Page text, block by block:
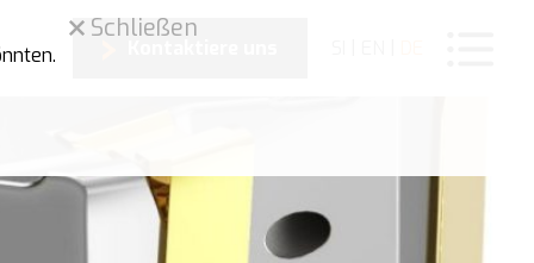
Schließen